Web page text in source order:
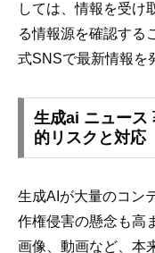
しては、情報を受け
る情報源を確認する
式SNSで最新情報を
生成ai ニュース
的リスクと対応
生成AIが大量のコン
作権侵害の懸念も高
画像、動画など、本